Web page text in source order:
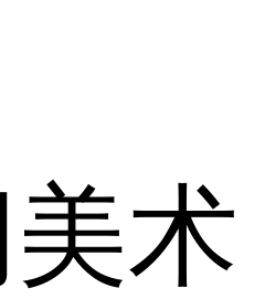
美术